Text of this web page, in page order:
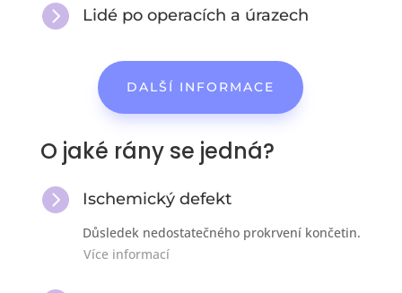
 Lidé po operacích a úrazech
DALŠÍ INFORMACE
O jaké rány se jedná?
 Ischemický defekt
Důsledek nedostatečného prokrvení končetin.
Více informací